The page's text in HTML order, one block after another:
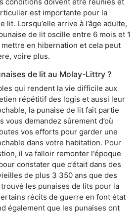
est importante pour la
lit. Lorsqu’elle arrive à l’âge adulte,
de lit oscille entre 6 mois et 1
en hibernation et cela peut
voire plus.
de lit au Molay-Littry ?
qui rendent la vie difficile aux
répétitif des logis et aussi leur
la punaise de lit fait partie
vous demandez sûrement d’où
vos efforts pour garder une
dans votre habitation. Pour
il va falloir remonter l'époque
constater que c’était dans des
de plus 3 350 ans que des
les punaises de lits pour la
récits de guerre en font état
également que les punaises ont